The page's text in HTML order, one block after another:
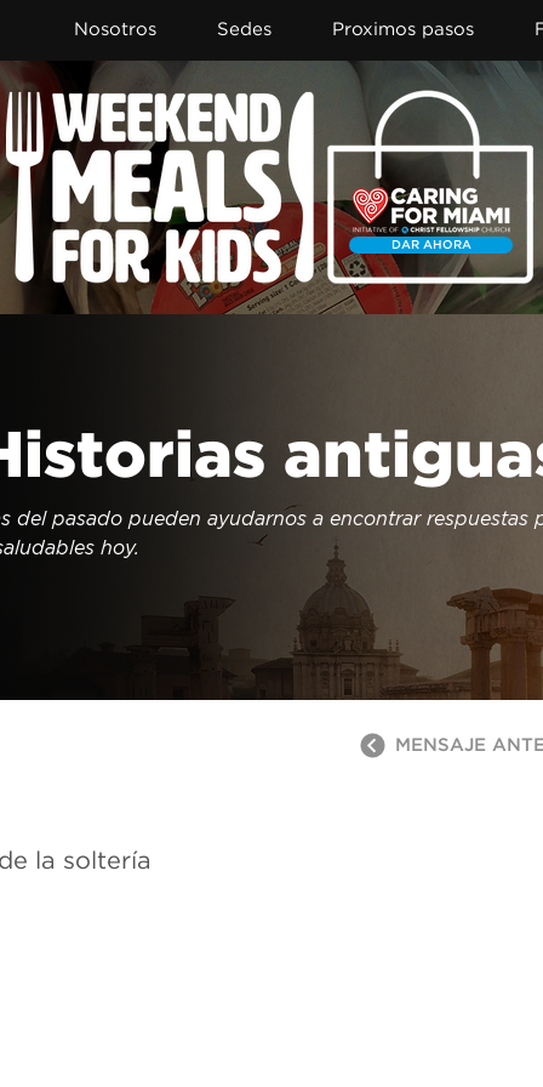
Nosotros Sedes Proximos pasos
DAR AHORA
del pasado pueden ayudarnos a encontrar respuestas
hoy.
MENSAJE
la soltería